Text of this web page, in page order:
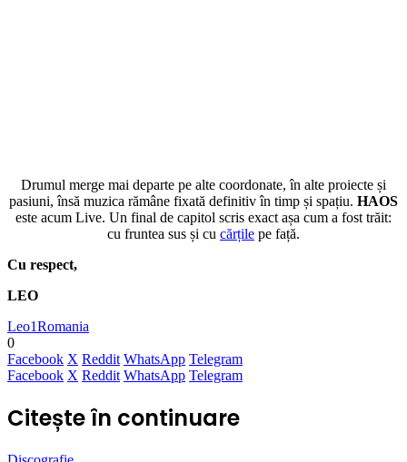
Drumul merge mai departe pe alte coordonate, în alte proiecte și
pasiuni, însă muzica rămâne fixată definitiv în timp și spațiu. HAOS
este acum Live. Un final de capitol scris exact așa cum a fost trăit:
cu fruntea sus și cu cărțile pe față.
Cu respect,
LEO
Leo1Romania
0
Facebook X Reddit WhatsApp Telegram
Facebook X Reddit WhatsApp Telegram
Citește în continuare